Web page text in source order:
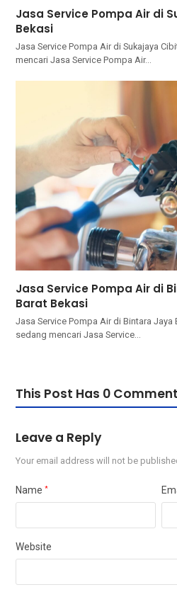
Jasa Service Pompa Air di
Bekasi
Jasa Service Pompa Air di Sukajaya
mencari Jasa Service Pompa Air…
Jasa Service Pompa Air di
Barat Bekasi
Jasa Service Pompa Air di Bintara Jaya
ѕеdаng mencari Jasa Service…
This Post Has 0
Leave a Reply
Your email address will not be
Name*
Website